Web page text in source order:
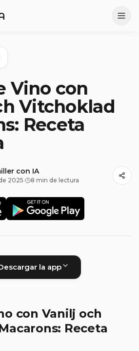
Vino con
Vitchoklad
Receta
con IA
2025· 8 min de lectura
la app
con Vanilj och
Receta